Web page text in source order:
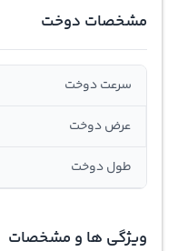
مشخصات دوخت
سرعت دوخت
عرض دوخت
طول دوخت
ویژگی ها و مشخصات